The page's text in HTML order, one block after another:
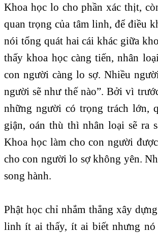
Khoa học lo cho phần xác thịt,
quan trọng của tâm linh, để điều
nói tổng quát hai cái khác giữa
thấy khoa học càng tiến, nhân
con người càng lo sợ. Nhiều
người sẽ như thế nào”. Bởi vì
những người có trọng trách lớn,
giận, oán thù thì nhân loại sẽ ra
Khoa học làm cho con người
cho con người lo sợ không yên.
song hành.
Phật học chỉ nhắm thẳng xây
linh ít ai thấy, ít ai biết nhưng nó